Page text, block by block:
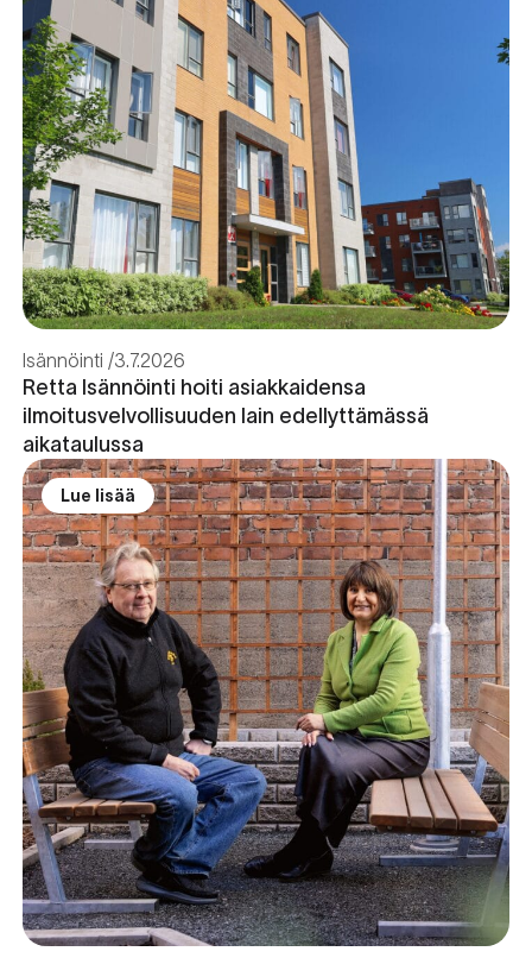
Isännöinti 3.7.2026
Retta Isännöinti hoiti asiakkaidensa
ilmoitusvelvollisuuden lain edellyttämässä
aikataulussa
Lue lisää